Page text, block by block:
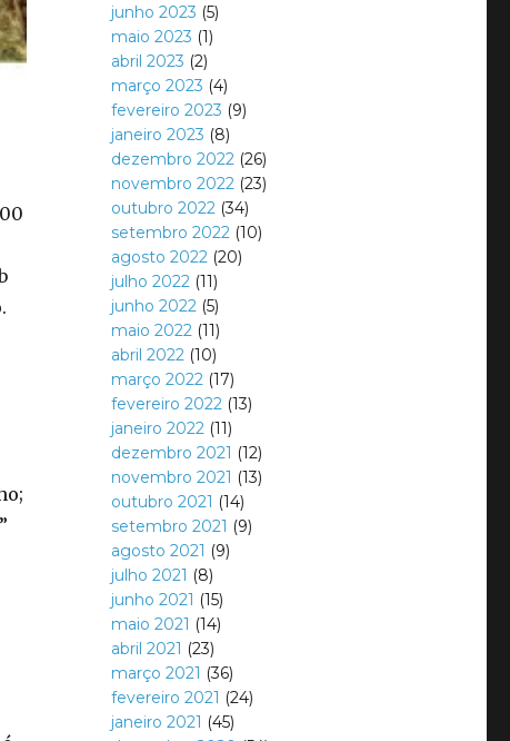
junho 2023 (5)
maio 2023 (1)
abril 2023 (2)
março 2023 (4)
fevereiro 2023 (9)
janeiro 2023 (8)
dezembro 2022 (26)
novembro 2022 (23)
outubro 2022 (34)
setembro 2022 (10)
agosto 2022 (20)
julho 2022 (11)
junho 2022 (5)
maio 2022 (11)
abril 2022 (10)
março 2022 (17)
fevereiro 2022 (13)
janeiro 2022 (11)
dezembro 2021 (12)
novembro 2021 (13)
outubro 2021 (14)
setembro 2021 (9)
agosto 2021 (9)
julho 2021 (8)
junho 2021 (15)
maio 2021 (14)
abril 2021 (23)
março 2021 (36)
fevereiro 2021 (24)
janeiro 2021 (45)